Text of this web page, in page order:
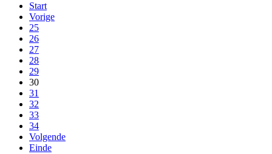
Start
Vorige
25
26
27
28
29
30
31
32
33
34
Volgende
Einde